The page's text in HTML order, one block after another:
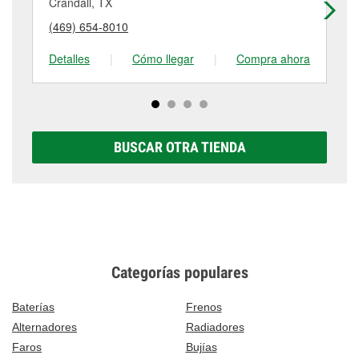
detalles, contáctanos al
en 982 E Us Hwy 80, Forney, TX.
tienda #2463 para obtener más información.
(469) 654-8010
Detalles
| Cómo llegar | Compra ahora
BUSCAR OTRA TIENDA
Categorías populares
Baterías
Frenos
Alternadores
Radiadores
Faros
Bujías